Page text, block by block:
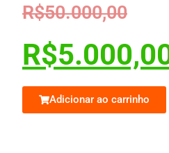
R$50.000,00
R$
Adicionar ao carrinho